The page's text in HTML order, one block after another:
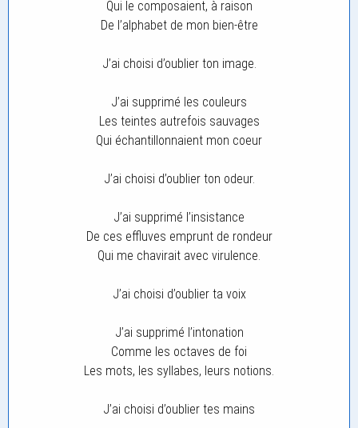
Qui le composaient, à raison
De l’alphabet de mon bien-être
J’ai choisi d’oublier ton image.
J’ai supprimé les couleurs
Les teintes autrefois sauvages
Qui échantillonnaient mon coeur
J’ai choisi d’oublier ton odeur.
J’ai supprimé l’insistance
De ces effluves emprunt de rondeur
Qui me chavirait avec virulence.
J’ai choisi d’oublier ta voix
J’ai supprimé l’intonation
Comme les octaves de foi
Les mots, les syllabes, leurs notions.
J’ai choisi d’oublier tes mains